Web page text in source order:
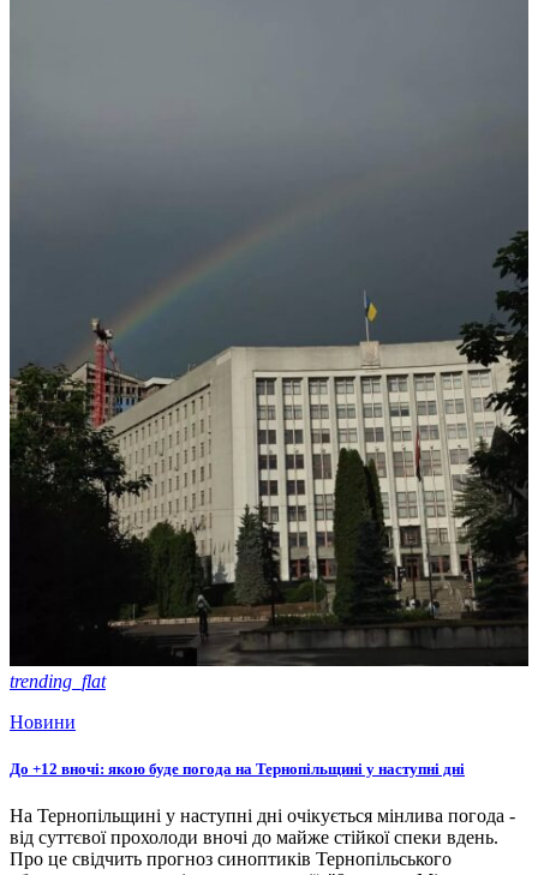
trending_flat
Новини
До +12 вночі: якою буде погода на Тернопільщині у наступні дні
На Тернопільщині у наступні дні очікується мінлива погода -
від суттєвої прохолоди вночі до майже стійкої спеки вдень.
Про це свідчить прогноз синоптиків Тернопільського